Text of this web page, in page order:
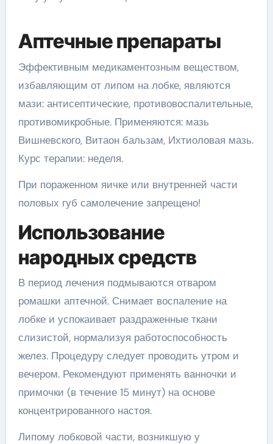
Аптечные препараты
Эффективным медикаментозным веществом,
избавляющим от липом на лобке, являются
мази: антисептические, противовоспалительные,
противомикробные. Применяются: мазь
Вишневского, Витаон бальзам, Ихтиоловая мазь.
Курс терапии: неделя.
При пораженном яичке или внутренней части
половых губ самолечение запрещено!
Использование
народных средств
В период лечения подмываются отваром
ромашки аптечной. Снимает воспаление на
лобке и успокаивает раздраженные ткани
слизистой, нормализуя работоспособность
желез. Процедуру следует проводить утром и
вечером. Рекомендуют применять ванночки и
примочки (в течение 15 минут) на основе
концентрированного настоя.
Липому лобковой части, возникшую у